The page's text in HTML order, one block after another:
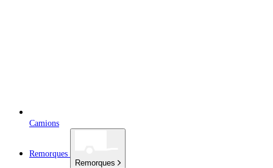
Camions
Remorques
Remorques